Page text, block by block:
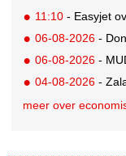
11:10 - Easyjet
06-08-2026 -
06-08-2026 -
04-08-2026 -
meer over